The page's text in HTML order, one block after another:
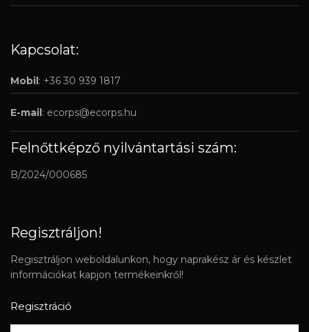
Kapcsolat:
Mobil: +36 30 939 1817
E-mail: ecorps@ecorps.hu
Felnőttképző nyilvántartási szám:
B/2024/000685
Regisztráljon!
Regisztráljon weboldalunkon, hogy naprakész ár és készlet
információkat kapjon termékeinkről!
Regisztráció